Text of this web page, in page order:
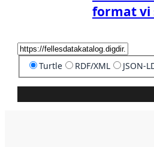
format vi
Turtle RDF/XML JSON-